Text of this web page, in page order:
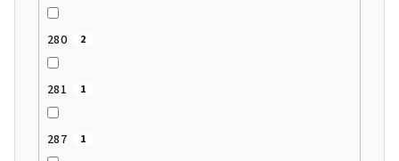
280 2
281 1
287 1